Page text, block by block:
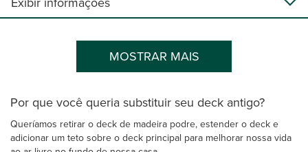
MOSTRAR MAIS
Por que você queria substituir seu deck antigo?
Queríamos retirar o deck de madeira podre, estender o deck e
adicionar um teto sobre o deck principal para melhorar nossa vida